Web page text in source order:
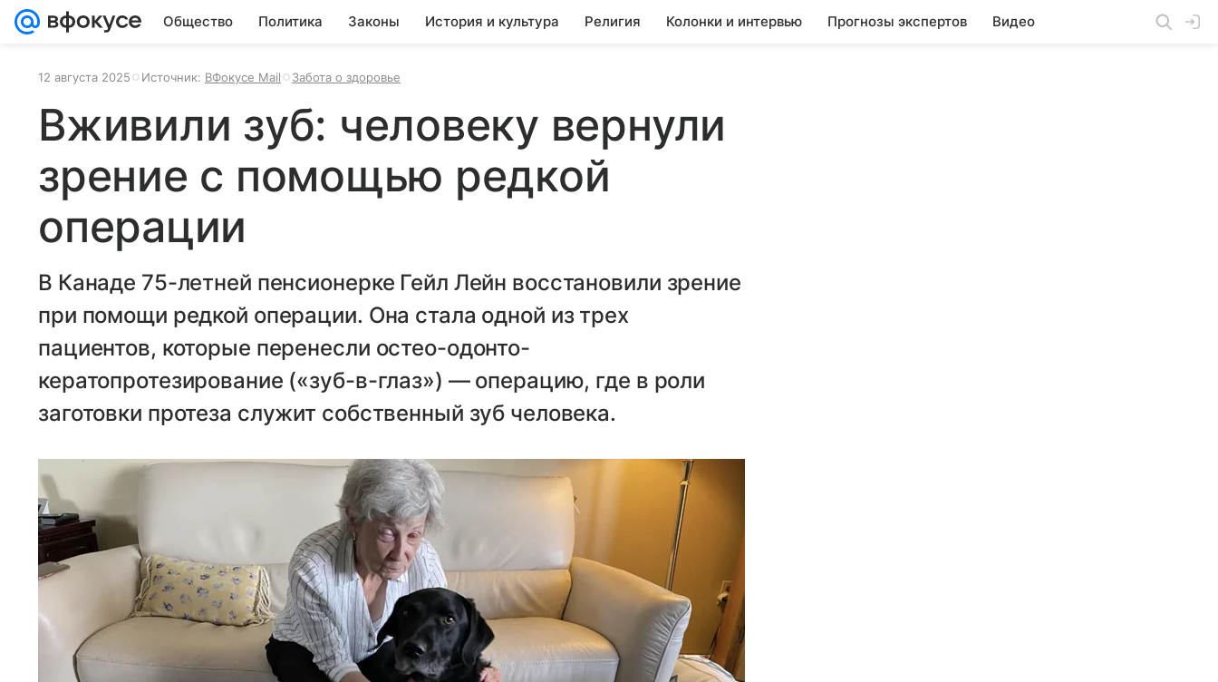
Общество Политика Законы История и культура Религия Колонки и интервью Прогнозы экспертов Видео
12 августа 2025 Источник: ВФокусе Mail Забота о здоровье
Вживили зуб: человеку вернули
зрение с помощью редкой
операции
В Канаде 75-летней пенсионерке Гейл Лейн восстановили зрение
при помощи редкой операции. Она стала одной из трех
пациентов, которые перенесли остео-одонто-
кератопротезирование («зуб-в-глаз») — операцию, где в роли
заготовки протеза служит собственный зуб человека.